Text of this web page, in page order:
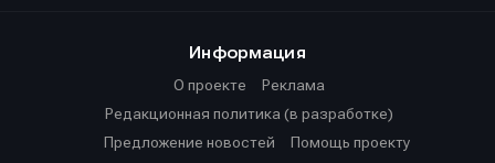
Информация
О проекте
Реклама
Редакционная политика (в разработке)
Предложение новостей
Помощь проекту